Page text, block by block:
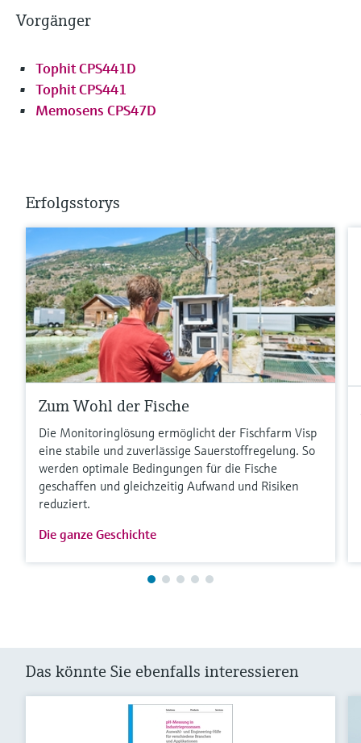
Vorgänger
Tophit CPS441D
Tophit CPS441
Memosens CPS47D
Erfolgsstorys
Zum Wohl der Fische
Die Monitoringlösung ermöglicht der Fischfarm Visp
eine stabile und zuverlässige Sauerstoffregelung. So
werden optimale Bedingungen für die Fische
geschaffen und gleichzeitig Aufwand und Risiken
reduziert.
Die ganze Geschichte
Das könnte Sie ebenfalls interessieren